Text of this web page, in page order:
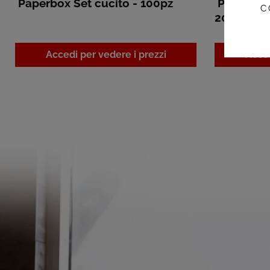
Paperbox Set cucito - 100pz
Accedi per vedere i prezzi
200pz